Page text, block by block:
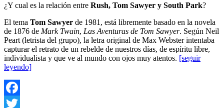
¿Y cual es la relación entre Rush, Tom Sawyer y South Park?
El tema Tom Sawyer de 1981, está libremente basado en la novela
de 1876 de Mark Twain, Las Aventuras de Tom Sawyer. Según Neil
Peart (letrista del grupo), la letra original de Max Webster intentaba
capturar el retrato de un rebelde de nuestros días, de espíritu libre,
individualista y que ve al mundo con ojos muy atentos. [seguir
leyendo]
Facebook